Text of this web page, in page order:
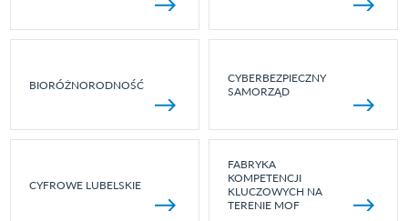
BIORÓŻNORODNOŚĆ
CYBERBEZPIECZNY
SAMORZĄD
CYFROWE LUBELSKIE
FABRYKA
KOMPETENCJI
KLUCZOWYCH NA
TERENIE MOF